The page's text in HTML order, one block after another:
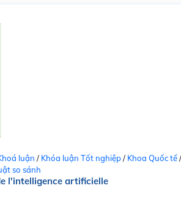
luận / Khóa luận Tốt nghiệp/ Khoa Quốc tế/
so sánh
l'intelligence artificielle